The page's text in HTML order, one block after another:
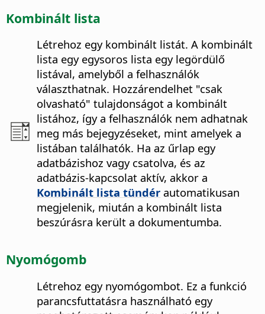
Kombinált lista
Létrehoz egy kombinált listát. A kombinált
lista egy egysoros lista egy legördülő
listával, amelyből a felhasználók
választhatnak. Hozzárendelhet "csak
olvasható" tulajdonságot a kombinált
listához, így a felhasználók nem adhatnak
meg más bejegyzéseket, mint amelyek a
listában találhatók. Ha az űrlap egy
adatbázishoz vagy csatolva, és az
adatbázis-kapcsolat aktív, akkor a
Kombinált lista tündér automatikusan
megjelenik, miután a kombinált lista
beszúrásra került a dokumentumba.
Nyomógomb
Létrehoz egy nyomógombot. Ez a funkció
parancsfuttatásra használható egy